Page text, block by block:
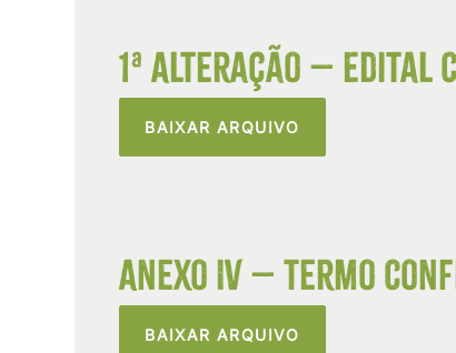
1ª Alteração – Edital
BAIXAR ARQUIVO
Anexo IV – Termo
BAIXAR ARQUIVO